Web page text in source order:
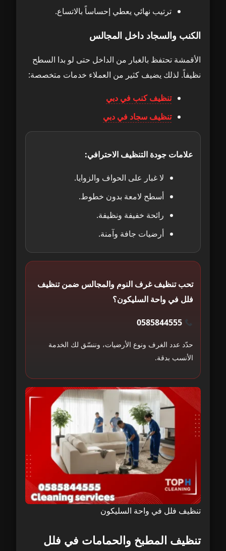
ترتيب نهائي يعطي إحساساً بالاتساع.
الكنب والسجاد داخل المجالس
الأقمشة تحتفظ بالغبار من الداخل حتى لو بدا السطح
نظيفاً. لذلك يضيف كثير من العملاء خدمات متخصصة:
تنظيف كنب في دبي
تنظيف سجاد في دبي
علامات جودة التنظيف الاحترافي:
لا غبار على الحواف والزوايا.
أسطح لامعة بدون خطوط.
رائحة خفيفة ونظيفة.
أرضيات جافة وآمنة.
تحب تنظيف غرف النوم والمجالس ضمن تنظيف
فلل في واحة السليكون؟
0585844555
حدّد عدد الغرف ونوع الأرضيات، وننسّق لك الخدمة
الأنسب بدقة.
تنظيف فلل في واحة السليكون
تنظيف المطبخ والحمامات في فلل